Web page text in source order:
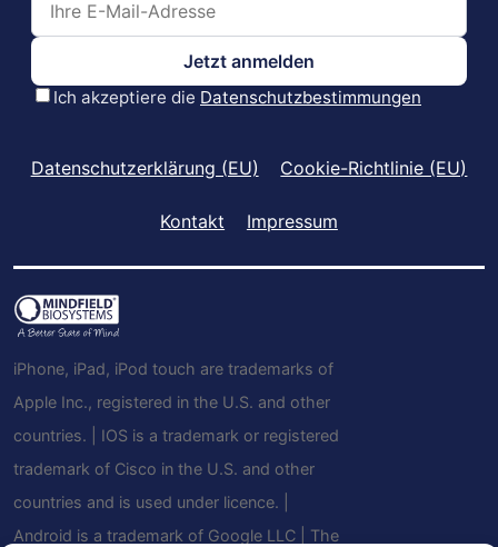
Datenschutzerklärung (EU) Cookie-Richtlinie (EU)
Kontakt Impressum
iPhone, iPad, iPod touch are trademarks of
Apple Inc., registered in the U.S. and other
countries. | IOS is a trademark or registered
trademark of Cisco in the U.S. and other
countries and is used under licence. |
Android is a trademark of Google LLC | The